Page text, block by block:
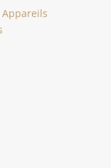
Appareils